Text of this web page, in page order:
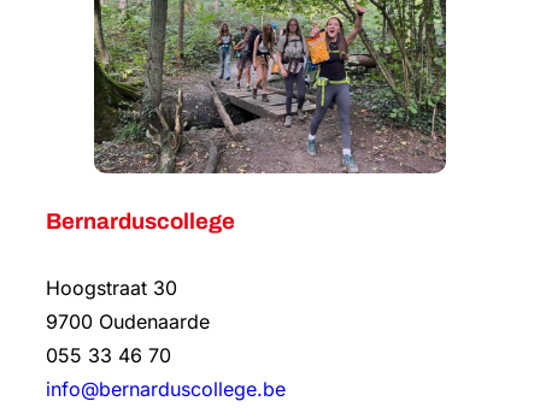
Bernarduscollege
Hoogstraat 30
9700 Oudenaarde
055 33 46 70
info@bernarduscollege.be